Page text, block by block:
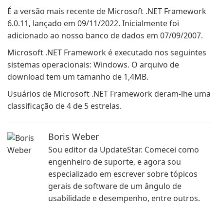
É a versão mais recente de Microsoft .NET Framework
6.0.11, lançado em 09/11/2022. Inicialmente foi
adicionado ao nosso banco de dados em 07/09/2007.
Microsoft .NET Framework é executado nos seguintes
sistemas operacionais: Windows. O arquivo de
download tem um tamanho de 1,4MB.
Usuários de Microsoft .NET Framework deram-lhe uma
classificação de 4 de 5 estrelas.
Boris Weber
Sou editor da UpdateStar. Comecei como
engenheiro de suporte, e agora sou
especializado em escrever sobre tópicos
gerais de software de um ângulo de
usabilidade e desempenho, entre outros.